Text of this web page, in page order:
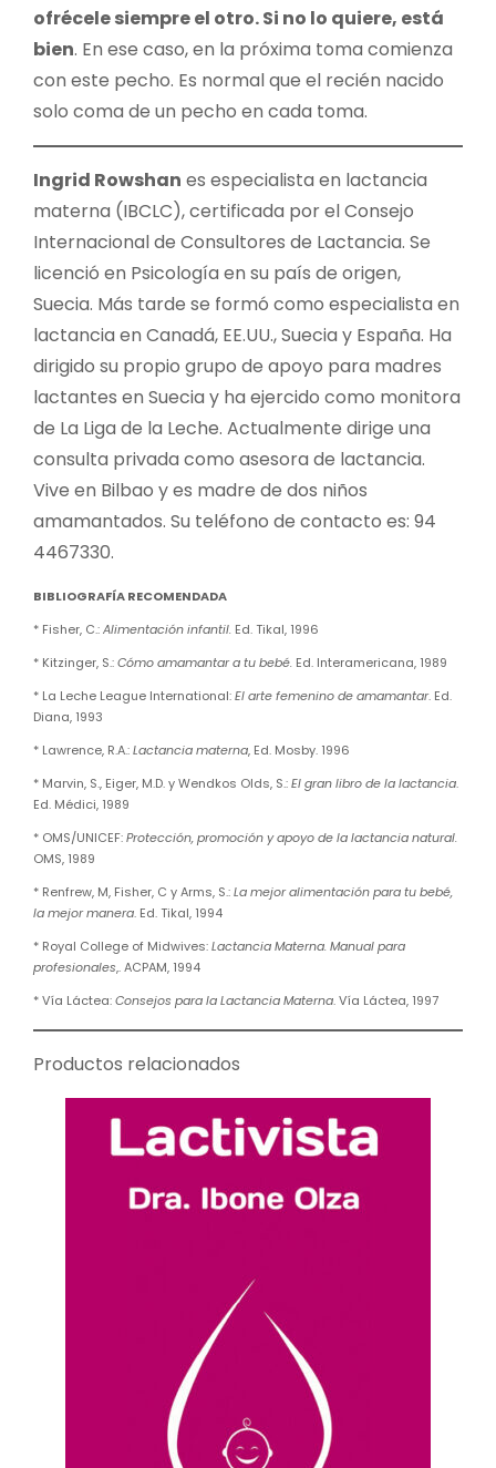
ofrécele siempre el otro. Si no lo quiere, está
bien. En ese caso, en la próxima toma comienza
con este pecho. Es normal que el recién nacido
solo coma de un pecho en cada toma.
Ingrid Rowshan es especialista en lactancia
materna (IBCLC), certificada por el Consejo
Internacional de Consultores de Lactancia. Se
licenció en Psicología en su país de origen,
Suecia. Más tarde se formó como especialista en
lactancia en Canadá, EE.UU., Suecia y España. Ha
dirigido su propio grupo de apoyo para madres
lactantes en Suecia y ha ejercido como monitora
de La Liga de la Leche. Actualmente dirige una
consulta privada como asesora de lactancia.
Vive en Bilbao y es madre de dos niños
amamantados. Su teléfono de contacto es: 94
4467330.
BIBLIOGRAFÍA RECOMENDADA
* Fisher, C.:Alimentación infantil. Ed. Tikal, 1996
* Kitzinger, S.:Cómo amamantar a tu bebé. Ed. Interamericana, 1989
* La Leche League International:El arte femenino de amamantar. Ed.
Diana, 1993
* Lawrence, R.A.:Lactancia materna, Ed. Mosby. 1996
* Marvin, S., Eiger, M.D. y Wendkos Olds, S.:El gran libro de la lactancia.
Ed. Médici, 1989
* OMS/UNICEF:Protección, promoción y apoyo de la lactancia natural.
OMS, 1989
* Renfrew, M, Fisher, C y Arms, S.:La mejor alimentación para tu bebé,
la mejor manera. Ed. Tikal, 1994
* Royal College of Midwives:Lactancia Materna. Manual para
profesionales,. ACPAM, 1994
* Vía Láctea:Consejos para la Lactancia Materna. Vía Láctea, 1997
Productos relacionados